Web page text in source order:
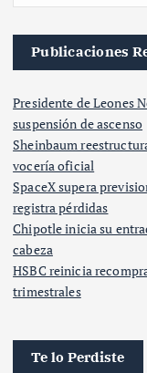
Publicaciones
Presidente de Leones
suspensión de ascenso
Sheinbaum
vocería oficial
SpaceX supera
registra pérdidas
Chipotle inicia su
cabeza
HSBC reinicia
trimestrales
Te lo Perdiste